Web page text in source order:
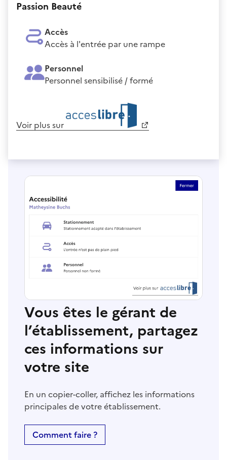
Passion Beauté
Accès
Accès à l'entrée par une rampe
Personnel
Personnel sensibilisé / formé
Voir plus sur
Vous êtes le gérant de
l’établissement, partagez
ces informations sur
votre site
En un copier-coller, affichez les informations
principales de votre établissement.
Comment faire ?